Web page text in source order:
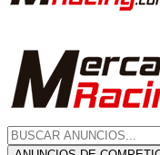
ANUNCIOS DE